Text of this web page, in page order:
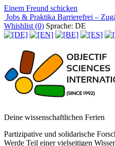
Einem Freund schicken
Jobs & Praktika Barrierefrei –
Whishlist (0) Sprache: DE
Deine wissenschaftlichen Ferien
Partizipative und solidarische
Werde Teil einer vielseitigen